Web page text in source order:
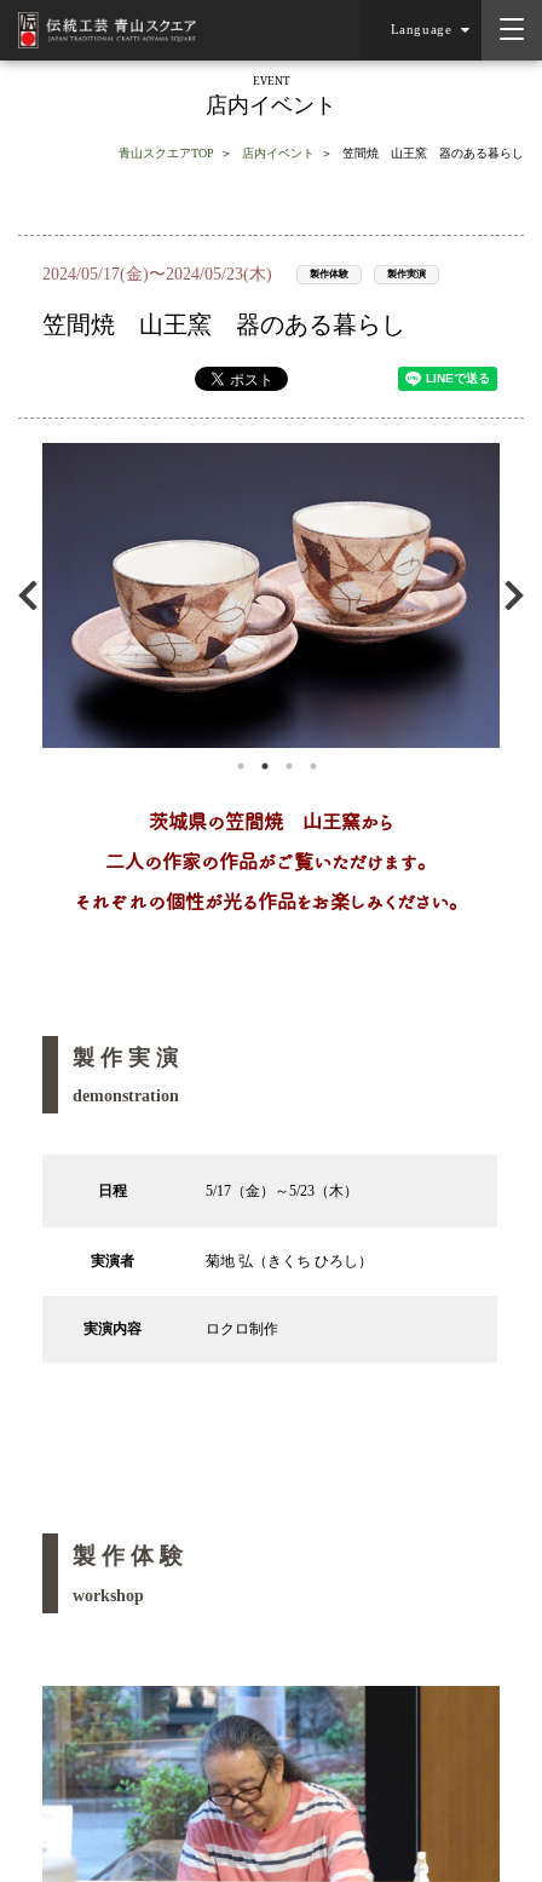
Language
EVENT
店内イベント
青山スクエアTOP 店内イベント 笠間焼 山王窯 器のある暮らし
2024/05/17(金)〜2024/05/23(木) 製作体験 製作実演
笠間焼 山王窯 器のある暮らし
茨城県の笠間焼　山王窯から
二人の作家の作品がご覧いただけます。
それぞれの個性が光る作品をお楽しみください。
製 作 実 演
demonstration
日程 5/17（金）～5/23（木）
実演者 菊地 弘（きくち ひろし）
実演内容 ロクロ制作
製 作 体 験
workshop